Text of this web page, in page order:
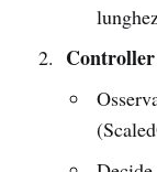
Controller